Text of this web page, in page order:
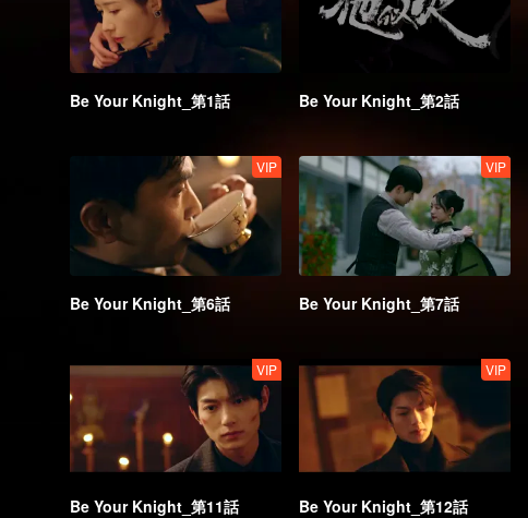
Be Your Knight_第1話 Be Your Knight_第2話
VIP
Be Your Knight_第6話
VIP
Be Your Knight_第7話
VIP
Be Your Knight_第11話
VIP
Be Your Knight_第12話